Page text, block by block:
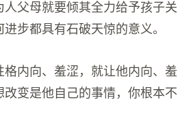
父母就要倾其全力给予孩子关
步都具有石破天惊的意义。
格内向、羞涩，就让他内向、羞
改变是他自己的事情，你根本不